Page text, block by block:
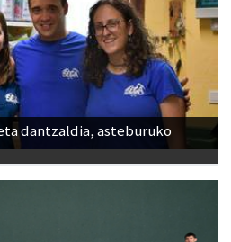
dantzaldia, asteburuko